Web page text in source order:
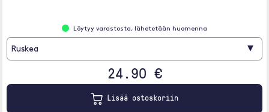
Löytyy varastosta, lähetetään huomenna
Ruskea ▾
24.90 €
Lisää ostoskoriin